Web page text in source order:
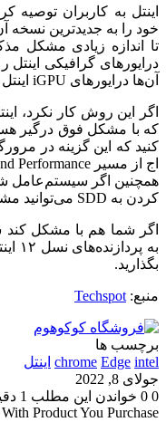
اینتل به کاربران
خود را به جدیدترین نسخه
تا اندازه زیادی مشکل
درایورهای گرافیکی
آن‌ها درایورهای iGPU اینتل را نصب کنید.
اگر این روش کار نکرد،
که با مشکل فوق درگیر
کردن به SDD می‌توانید مشکل مذکور را تاحدودی حل کنید.
اگر شما هم با مشکل
به
بگذارید.
منبع: Techspot
برچسب ها
chrome Edge intel
اینتل
جولای 8, 2022
0
خواندن این مطلب 1 دقیقه زمان میبرد
With Product You Purchase